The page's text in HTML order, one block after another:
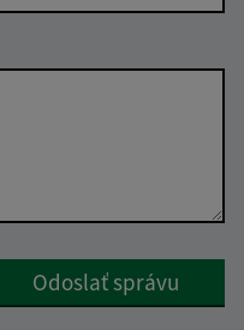
Odoslať správu